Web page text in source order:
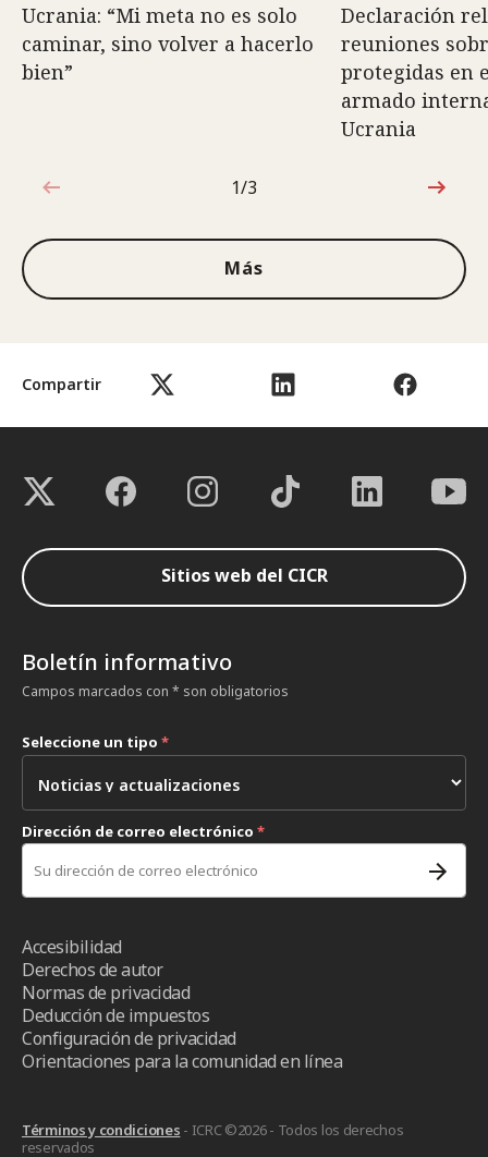
Compartir
Ucrania: “Mi meta no es solo
caminar, sino volver a hacerlo
bien”
Declaración
reuniones
protegidas en
armado
Ucrania
1de3
1/3
Más
Sitios web del CICR
Boletín informativo
Campos marcados con * son obligatorios
Seleccione un tipo *
Dirección de correo electrónico *
Accesibilidad
Derechos de autor
Normas de privacidad
Deducción de impuestos
Configuración de privacidad
Orientaciones para la comunidad en línea
Términos y condiciones - ICRC ©2026 - Todos los derechos
reservados